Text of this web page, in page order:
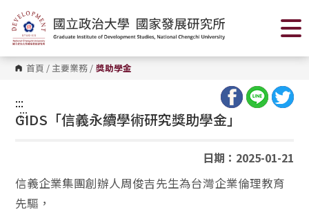
到
主
要
內
容
區 首頁 / 主要業務 / 獎助學金
:::
:::
GIDS「信義永續學術研究獎助學金」
日期：2025-01-21
信義企業集團創辦人周俊吉先生為台灣企業倫理教育
先驅，